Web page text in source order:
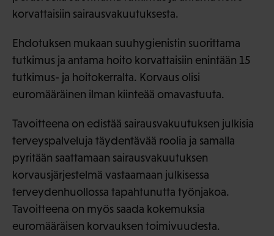
korvattaisiin sairausvakuutuksesta.
Ehdotuksen mukaan suuhygienistin suorittama
tutkimus ja antama hoito korvattaisiin enintään 15
tutkimus- ja hoitokerralta. Korvaus olisi
euromääräinen ilman kiinteää omavastuuta.
Tavoitteena on edistää sairausvakuutuksen julkisia
terveyspalveluja täydentävää roolia ja samalla
pyritään saattamaan sairausvakuutuksen
korvausjärjestelmä vastaamaan julkisessa
terveydenhuollossa tapahtunutta työnjakoa.
Tavoitteena on myös saada kokemuksia
euromääräisen korvauksen toimivuudesta.